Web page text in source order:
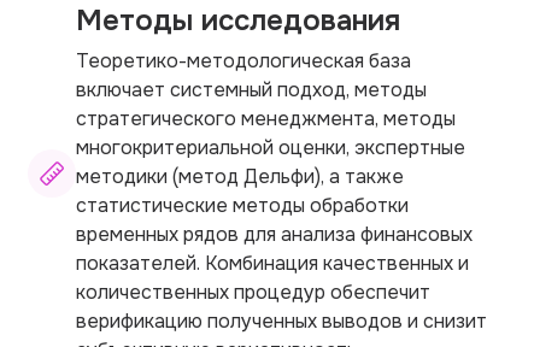
Методы исследования
Теоретико-методологическая база
включает системный подход, методы
стратегического менеджмента, методы
многокритериальной оценки, экспертные
методики (метод Дельфи), а также
статистические методы обработки
временных рядов для анализа финансовых
показателей. Комбинация качественных и
количественных процедур обеспечит
верификацию полученных выводов и снизит